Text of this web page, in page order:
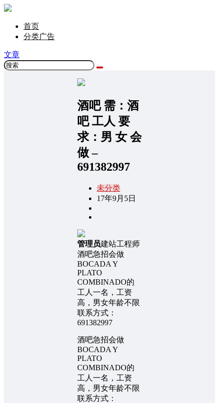
首页
分类广告
文章
酒吧 需：酒
吧 工人 要
求：男 女 会
做 –
691382997
未分类
17年9月5日
管理员建站工程师
酒吧急招会做
BOCADA Y
PLATO
COMBINADO的
工人一名，工资
高，男女年龄不限
联系方式：
691382997
酒吧急招会做
BOCADA Y
PLATO
COMBINADO的
工人一名，工资
高，男女年龄不限
联系方式：